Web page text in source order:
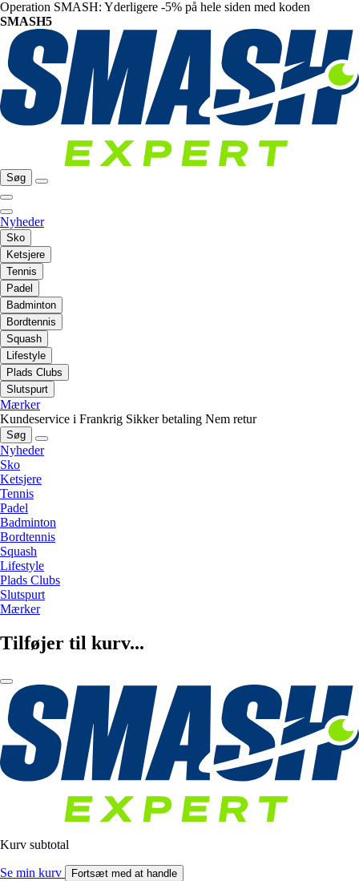
Operation SMASH: Yderligere -5% på hele siden med koden
SMASH5
Søg
Nyheder
Sko
Ketsjere
Tennis
Padel
Badminton
Bordtennis
Squash
Lifestyle
Plads Clubs
Slutspurt
Mærker
Kundeservice i Frankrig Sikker betaling Nem retur
Søg
Nyheder
Sko
Ketsjere
Tennis
Padel
Badminton
Bordtennis
Squash
Lifestyle
Plads Clubs
Slutspurt
Mærker
Tilføjer til kurv...
Kurv subtotal
Se min kurv Fortsæt med at handle